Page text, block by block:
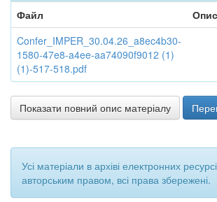
Файл
Опис
Confer_IMPER_30.04.26_a8ec4b30-
1580-47e8-a4ee-aa74090f9012 (1)
(1)-517-518.pdf
Показати повний опис матеріалу
Усі матеріали в архіві електронних
авторським правом, всі права збережені.